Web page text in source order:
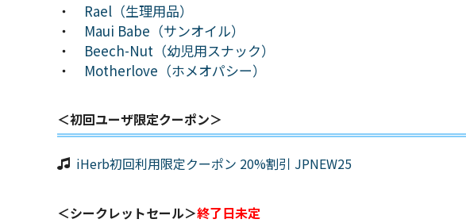
・ Rael（生理用品）
・ Maui Babe（サンオイル）
・ Beech-Nut（幼児用スナック）
・ Motherlove（ホメオパシー）
＜初回ユーザ限定クーポン＞
iHerb初回利用限定クーポン 20%割引 JPNEW25
＜シークレットセール＞終了日未定